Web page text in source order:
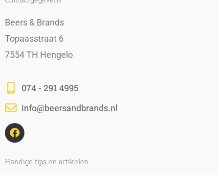
Beers & Brands
Topaasstraat 6
7554 TH Hengelo
074 - 291 4995
info@beersandbrands.nl
F
a
c
b
Handige tips en artikelen